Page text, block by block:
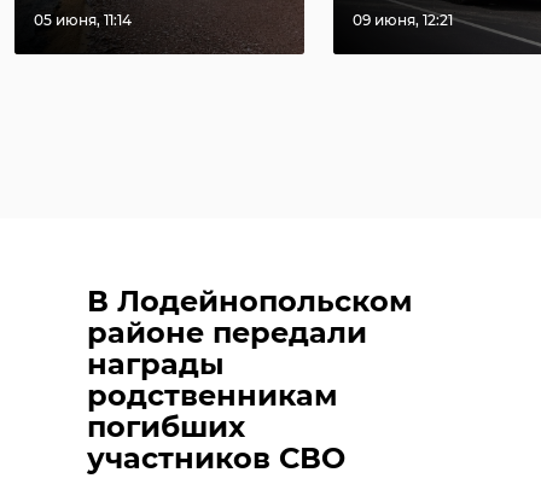
05 июня, 11:14 09 июня, 12:21
В Лодейнопольском
районе передали
награды
родственникам
погибших
участников СВО